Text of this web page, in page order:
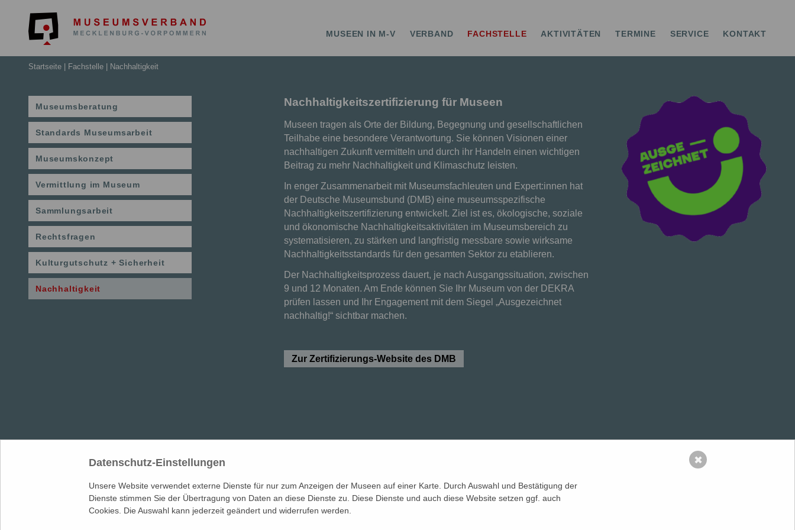
MUSEEN IN M-V VERBAND FACHSTELLE AKTIVITÄTEN TERMINE SERVICE KONTAKT
Startseite Fachstelle Nachhaltigkeit
Nachhaltigkeitszertifizierung für Museen
Museen tragen als Orte der Bildung, Begegnung und gesellschaftlichen
Teilhabe eine besondere Verantwortung. Sie können Visionen einer
nachhaltigen Zukunft vermitteln und durch ihr Handeln einen wichtigen
Beitrag zu mehr Nachhaltigkeit und Klimaschutz leisten.
In enger Zusammenarbeit mit Museumsfachleuten und Expert:innen hat
der Deutsche Museumsbund (DMB) eine museumsspezifische
Nachhaltigkeitszertifizierung entwickelt. Ziel ist es, ökologische, soziale
und ökonomische Nachhaltigkeitsaktivitäten im Museumsbereich zu
systematisieren, zu stärken und langfristig messbare sowie wirksame
Nachhaltigkeitsstandards für den gesamten Sektor zu etablieren.
Der Nachhaltigkeitsprozess dauert, je nach Ausgangssituation, zwischen
9 und 12 Monaten. Am Ende können Sie Ihr Museum von der DEKRA
prüfen lassen und Ihr Engagement mit dem Siegel „Ausgezeichnet
nachhaltig!“ sichtbar machen.
Zur Zertifizierungs-Website des DMB
Museumsberatung
Standards Museumsarbeit
Museumskonzept
Vermittlung im Museum
Sammlungsarbeit
Rechtsfragen
Kulturgutschutz + Sicherheit
Nachhaltigkeit
MUSEUMSVERBANDin Mecklenburg-Vorpommern e.V.
LANDESFACHSTELLE MUSEUM| Warnowufer 59/60 | 18057 Rostock
0381 817 061 80 |info@museumsverband-mv.de
gefördert von
Datenschutz-Einstellungen
Unsere Website verwendet externe Dienste für nur zum Anzeigen der Museen auf einer Karte. Durch Auswahl und Bestätigung der
Dienste stimmen Sie der Übertragung von Daten an diese Dienste zu. Diese Dienste und auch diese Website setzen ggf. auch
Cookies. Die Auswahl kann jederzeit geändert und widerrufen werden.
✖